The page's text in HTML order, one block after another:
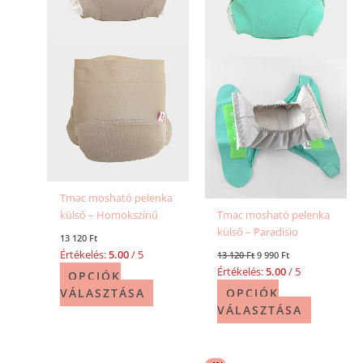
Tmac mosható pelenka
külső – Homokszínű
13 120 Ft
Értékelés:5.00/ 5
OPCIÓK
VÁLASZTÁSA
termékoldalon
választhatók
Tmac mosható pelenka
külső – Paradisio
13 120Ft 9 990 Ft
Értékelés:5.00/ 5
OPCIÓK
VÁLASZTÁSA
A
változatok
ki